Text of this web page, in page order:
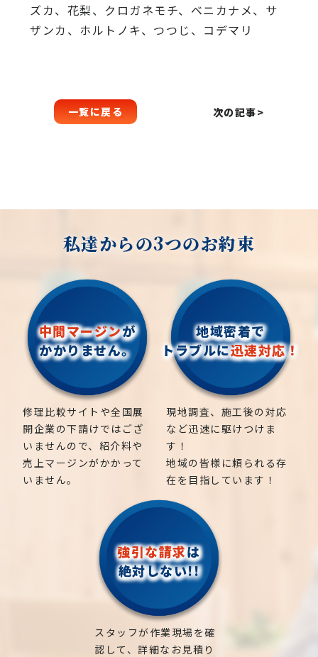
ズカ、花梨、クロガネモチ、ベニカナメ、サ
ザンカ、ホルトノキ、つつじ、コデマリ
一覧に戻る 次の記事>
私達からの3つのお約束
中間マージンが
かかりません。
修理比較サイトや全国展
開企業の下請けではござ
いませんので、紹介料や
売上マージンがかかって
いません。
地域密着で
トラブルに迅速対応！
現地調査、施工後の対応
など迅速に駆けつけま
す！
地域の皆様に頼られる存
在を目指しています！
強引な請求は
絶対しない!!
スタッフが作業現場を確
認して、詳細なお見積り